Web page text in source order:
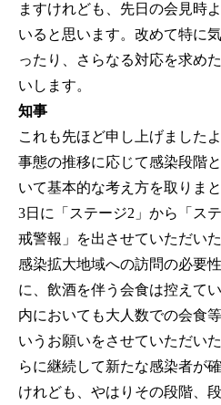
ますけれども、先日の会見時
いると思います。改めて特に
ったり、さらなる対応を求め
いします。
知事
これも先ほど申し上げました
事態の推移に応じて感染段階
いて基本的な考え方を取りま
3日に「ステージ2」から「ス
戒警報」を出させていただい
感染拡大地域への訪問の必要
に、飲酒を伴う会食は控えて
内においても大人数での会食
いうお願いをさせていただい
らに継続して新たな感染者が
けれども、やはりその段階、